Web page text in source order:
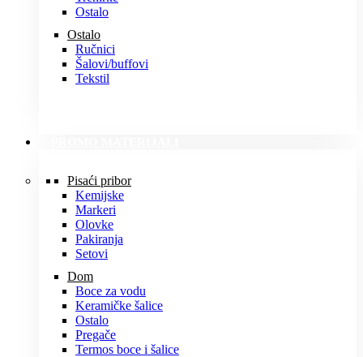
Ostalo
Ostalo
Ručnici
Šalovi/buffovi
Tekstil
Pisaći pribor
Kemijske
Markeri
Olovke
Pakiranja
Setovi
Dom
Boce za vodu
Keramičke šalice
Ostalo
Pregače
Termos boce i šalice